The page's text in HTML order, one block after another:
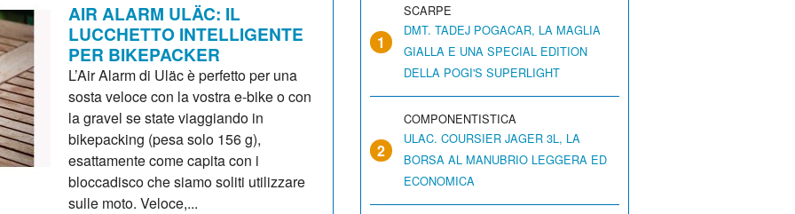
AIR ALARM ULÄC: IL
LUCCHETTO INTELLIGENTE
PER BIKEPACKER
L’Air Alarm di Uläc è perfetto per una
sosta veloce con la vostra e-bike o con
la gravel se state viaggiando in
bikepacking (pesa solo 156 g),
esattamente come capita con i
bloccadisco che siamo soliti utilizzare
sulle moto. Veloce,...
1
SCARPE
DMT. TADEJ POGACAR, LA MAGLIA
GIALLA E UNA SPECIAL EDITION
DELLA POGI'S SUPERLIGHT
2
COMPONENTISTICA
ULAC. COURSIER JAGER 3L, LA
BORSA AL MANUBRIO LEGGERA ED
ECONOMICA